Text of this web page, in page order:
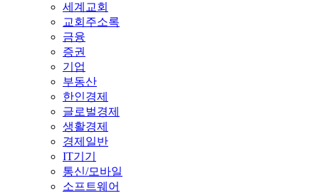
세계교회
교회주소록
금융
증권
기업
부동산
한인경제
글로벌경제
생활경제
경제일반
IT기기
통신/모바일
소프트웨어